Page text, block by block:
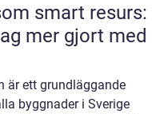
smart resurs:
mer gjort med
är ett grundläggande
byggnader i Sverige